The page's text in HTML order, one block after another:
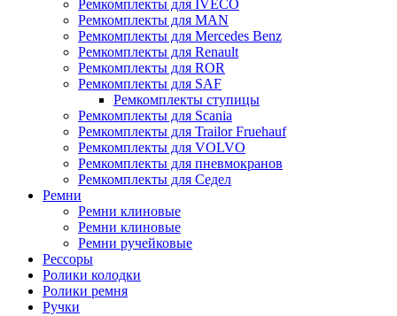
Ремкомплекты для IVECO
Ремкомплекты для MAN
Ремкомплекты для Mercedes Benz
Ремкомплекты для Renault
Ремкомплекты для ROR
Ремкомплекты для SAF
Ремкомплекты ступицы
Ремкомплекты для Scania
Ремкомплекты для Trailor Fruehauf
Ремкомплекты для VOLVO
Ремкомплекты для пневмокранов
Ремкомплекты для Седел
Ремни
Ремни клиновые
Ремни клиновые
Ремни ручейковые
Рессоры
Ролики колодки
Ролики ремня
Ручки